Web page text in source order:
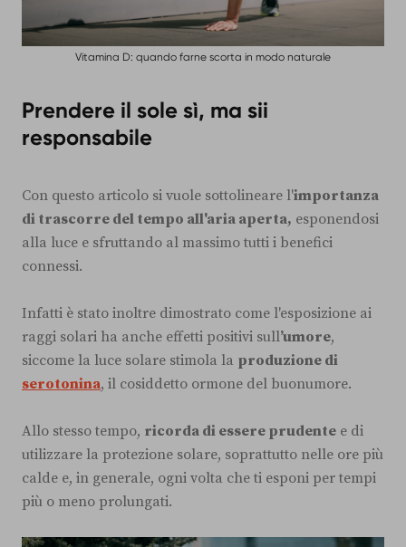
Vitamina D: quando farne scorta in modo naturale
Prendere il sole sì, ma sii
responsabile
Con questo articolo si vuole sottolineare l'importanza
di trascorre del tempo all'aria aperta, esponendosi
alla luce e sfruttando al massimo tutti i benefici
connessi.
Infatti è stato inoltre dimostrato come l'esposizione ai
raggi solari ha anche effetti positivi sull’umore,
siccome la luce solare stimola la produzione di
serotonina, il cosiddetto ormone del buonumore.
Allo stesso tempo, ricorda di essere prudente e di
utilizzare la protezione solare, soprattutto nelle ore più
calde e, in generale, ogni volta che ti esponi per tempi
più o meno prolungati.